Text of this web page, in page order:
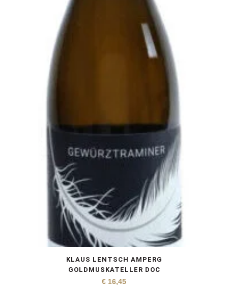
KLAUS LENTSCH AMPERG
GOLDMUSKATELLER DOC
€ 16,45